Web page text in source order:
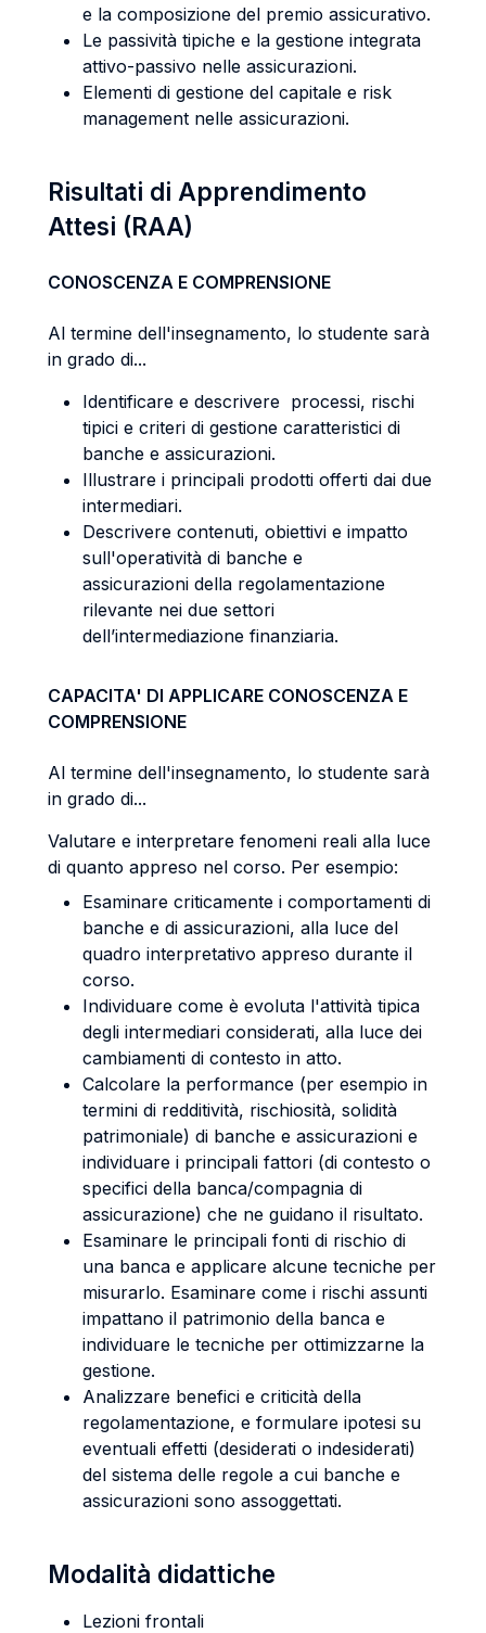
e la composizione del premio assicurativo.
Le passività tipiche e la gestione integrata
attivo-passivo nelle assicurazioni.
Elementi di gestione del capitale e risk
management nelle assicurazioni.
Risultati di Apprendimento
Attesi (RAA)
CONOSCENZA E COMPRENSIONE
Al termine dell'insegnamento, lo studente sarà
in grado di...
Identificare e descrivere processi, rischi
tipici e criteri di gestione caratteristici di
banche e assicurazioni.
Illustrare i principali prodotti offerti dai due
intermediari.
Descrivere contenuti, obiettivi e impatto
sull'operatività di banche e
assicurazioni della regolamentazione
rilevante nei due settori
dell’intermediazione finanziaria.
CAPACITA' DI APPLICARE CONOSCENZA E
COMPRENSIONE
Al termine dell'insegnamento, lo studente sarà
in grado di...
Valutare e interpretare fenomeni reali alla luce
di quanto appreso nel corso. Per esempio:
Esaminare criticamente i comportamenti di
banche e di assicurazioni, alla luce del
quadro interpretativo appreso durante il
corso.
Individuare come è evoluta l'attività tipica
degli intermediari considerati, alla luce dei
cambiamenti di contesto in atto.
Calcolare la performance (per esempio in
termini di redditività, rischiosità, solidità
patrimoniale) di banche e assicurazioni e
individuare i principali fattori (di contesto o
specifici della banca/compagnia di
assicurazione) che ne guidano il risultato.
Esaminare le principali fonti di rischio di
una banca e applicare alcune tecniche per
misurarlo. Esaminare come i rischi assunti
impattano il patrimonio della banca e
individuare le tecniche per ottimizzarne la
gestione.
Analizzare benefici e criticità della
regolamentazione, e formulare ipotesi su
eventuali effetti (desiderati o indesiderati)
del sistema delle regole a cui banche e
assicurazioni sono assoggettati.
Modalità didattiche
Lezioni frontali